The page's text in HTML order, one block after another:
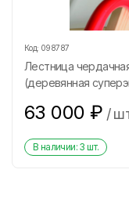
Код: 098787
Лестница
(деревянная
63 000 ₽ /
В наличии: 3 шт.